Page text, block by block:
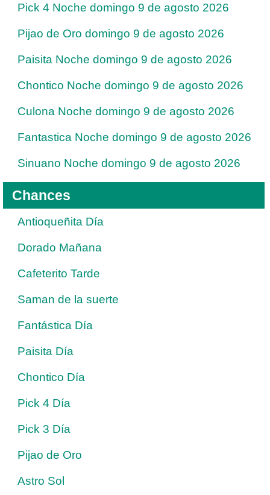
Pick 4 Noche domingo 9 de agosto 2026
Pijao de Oro domingo 9 de agosto 2026
Paisita Noche domingo 9 de agosto 2026
Chontico Noche domingo 9 de agosto 2026
Culona Noche domingo 9 de agosto 2026
Fantastica Noche domingo 9 de agosto 2026
Sinuano Noche domingo 9 de agosto 2026
Chances
Antioqueñita Día
Dorado Mañana
Cafeterito Tarde
Saman de la suerte
Fantástica Día
Paisita Día
Chontico Día
Pick 4 Día
Pick 3 Día
Pijao de Oro
Astro Sol